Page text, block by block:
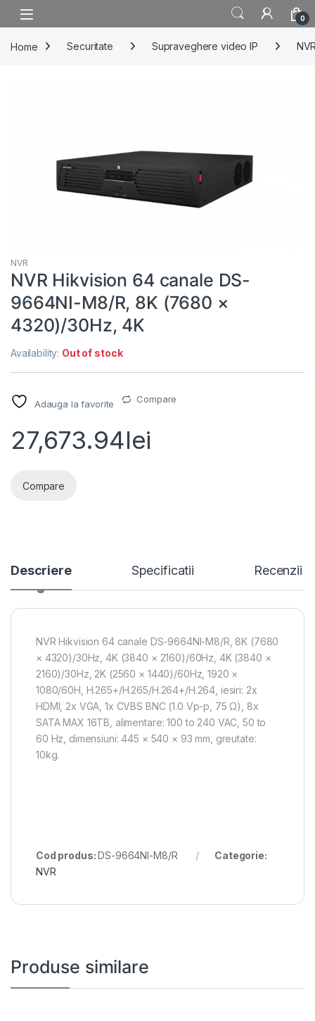
Skip to navigation
Skip to content
0
Home Securitate Supraveghere video IP
NVR
NVR Hikvision 64 canale DS-
9664NI-M8/R, 8K (7680 ×
4320)/30Hz, 4K
Availability: Out of stock
Adauga la favorite Compare
27,673.94lei
Compare
Descriere Specificatii Recenzii
NVR Hikvision 64 canale DS-9664NI-M8/R, 8K (7680
× 4320)/30Hz, 4K (3840 × 2160)/60Hz, 4K (3840 ×
2160)/30Hz, 2K (2560 × 1440)/60Hz, 1920 ×
1080/60H, H.265+/H.265/H.264+/H.264, iesiri: 2x
HDMI, 2x VGA, 1x CVBS BNC (1.0 Vp-p, 75 Ω), 8x
SATA MAX 16TB, alimentare: 100 to 240 VAC, 50 to
60 Hz, dimensiuni: 445 × 540 × 93 mm, greutate:
10kg.
Cod produs:DS-9664NI-M8/R
Categorie:
NVR
Produse similare